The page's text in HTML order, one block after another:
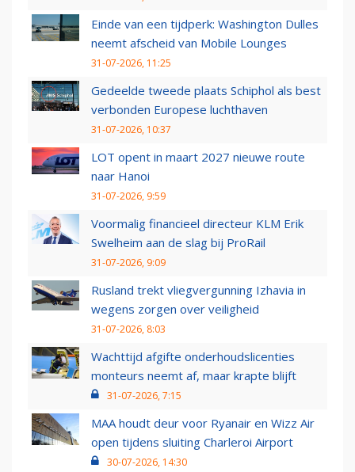
Einde van een tijdperk: Washington Dulles
neemt afscheid van Mobile Lounges
31-07-2026, 11:25
Gedeelde tweede plaats Schiphol als best
verbonden Europese luchthaven
31-07-2026, 10:37
LOT opent in maart 2027 nieuwe route
naar Hanoi
31-07-2026, 9:59
Voormalig financieel directeur KLM Erik
Swelheim aan de slag bij ProRail
31-07-2026, 9:09
Rusland trekt vliegvergunning Izhavia in
wegens zorgen over veiligheid
31-07-2026, 8:03
Wachttijd afgifte onderhoudslicenties
monteurs neemt af, maar krapte blijft
31-07-2026, 7:15
MAA houdt deur voor Ryanair en Wizz Air
open tijdens sluiting Charleroi Airport
30-07-2026, 14:30